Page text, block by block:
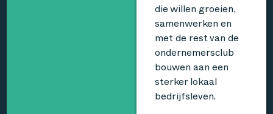
die willen groeien,
samenwerken en
met de rest van de
ondernemersclub
bouwen aan een
sterker lokaal
bedrijfsleven.